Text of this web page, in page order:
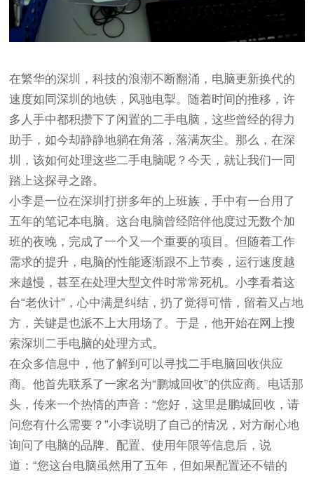
在繁华的深圳，科技的浪潮不断翻涌，电脑更新换代的
速度如同深圳的地铁，风驰电掣。随着时间的推移，许
多人手中都积攒下了闲置的二手电脑，这些曾经的得力
助手，如今却静静地躺在角落，落满灰尘。那么，在深
圳，该如何处理这些二手电脑呢？今天，就让我们一同
踏上这探寻之路。
小李是一位在深圳打拼多年的上班族，手中有一台用了
五年的笔记本电脑。这台电脑曾经陪伴他度过无数个加
班的夜晚，完成了一个又一个重要的项目。但随着工作
需求的提升，电脑的性能逐渐跟不上节奏，运行速度越
来越慢，甚至在处理大型文件时常常死机。小李看着这
台“老伙计”，心中满是纠结，扔了觉得可惜，留着又占地
方，关键是也派不上大用场了。于是，他开始在网上搜
索深圳二手电脑的处理方式。
在众多信息中，他了解到可以寻找二手电脑回收供应
商。他首先联系了一家名为“鹏城回收”的供应商。电话那
头，传来一个热情的声音：“您好，这里是鹏城回收，请
问您有什么需要？”小李说明了自己的情况，对方耐心地
询问了电脑的品牌、配置、使用年限等信息后，说
道：“您这台电脑虽然用了五年，但如果配置还不错的